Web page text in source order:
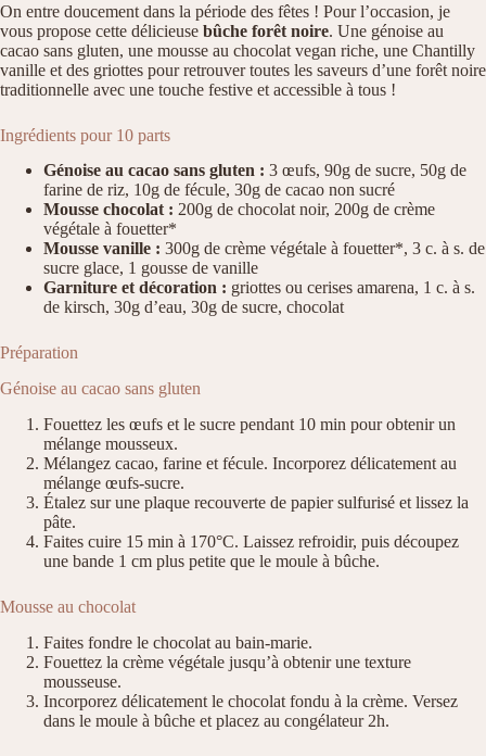
On entre doucement dans la période des fêtes ! Pour l’occasion, je
vous propose cette délicieuse bûche forêt noire. Une génoise au
cacao sans gluten, une mousse au chocolat vegan riche, une Chantilly
vanille et des griottes pour retrouver toutes les saveurs d’une forêt noire
traditionnelle avec une touche festive et accessible à tous !
Ingrédients pour 10 parts
Génoise au cacao sans gluten : 3 œufs, 90g de sucre, 50g de
farine de riz, 10g de fécule, 30g de cacao non sucré
Mousse chocolat : 200g de chocolat noir, 200g de crème
végétale à fouetter*
Mousse vanille : 300g de crème végétale à fouetter*, 3 c. à s. de
sucre glace, 1 gousse de vanille
Garniture et décoration : griottes ou cerises amarena, 1 c. à s.
de kirsch, 30g d’eau, 30g de sucre, chocolat
Préparation
Génoise au cacao sans gluten
Fouettez les œufs et le sucre pendant 10 min pour obtenir un
mélange mousseux.
Mélangez cacao, farine et fécule. Incorporez délicatement au
mélange œufs-sucre.
Étalez sur une plaque recouverte de papier sulfurisé et lissez la
pâte.
Faites cuire 15 min à 170°C. Laissez refroidir, puis découpez
une bande 1 cm plus petite que le moule à bûche.
Mousse au chocolat
Faites fondre le chocolat au bain-marie.
Fouettez la crème végétale jusqu’à obtenir une texture
mousseuse.
Incorporez délicatement le chocolat fondu à la crème. Versez
dans le moule à bûche et placez au congélateur 2h.